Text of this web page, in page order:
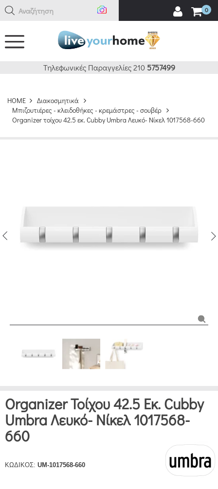
Αναζήτηση εδ 0
Τηλεφωνικές Παραγγελίες 210 5757499
HOME
Διακοσμητικά
Μπιζουτιέρες - κλειδοθήκες - κρεμάστρες - σουβέρ
Organizer τοίχου 42.5 εκ. Cubby Umbra Λευκό- Νίκελ 1017568-660
Organizer Τοίχου 42.5 Εκ. Cubby
Umbra Λευκό- Νίκελ 1017568-
660
ΚΩΔΙΚΟΣ: UM-1017568-660